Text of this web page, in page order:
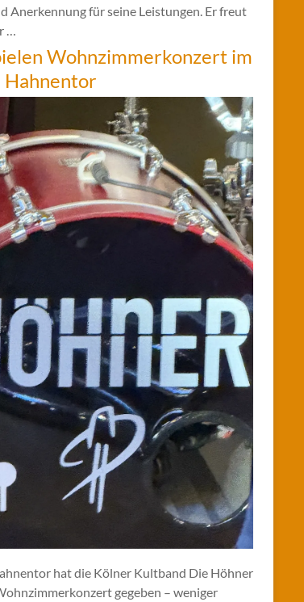
Anerkennung für seine Leistungen. Er freut
…
Wohnzimmerkonzert im
Hahnentor
hat die Kölner Kultband Die Höhner
gegeben – weniger